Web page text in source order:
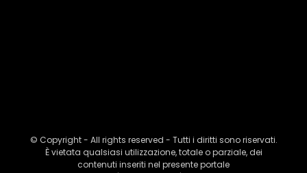
© Copyright - All rights reserved - Tutti i diritti sono riservati.
È vietata qualsiasi utilizzazione, totale o parziale, dei
contenuti inseriti nel presente portale